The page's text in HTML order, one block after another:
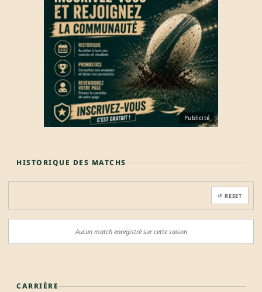
Publicité
HISTORIQUE DES MATCHS
↺ RESET
Aucun match enregistré sur cette saison
CARRIÈRE